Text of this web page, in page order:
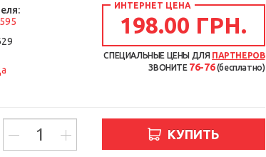
ИНТЕРНЕТ ЦЕНА
198.00 ГРН.
СПЕЦИАЛЬНЫЕ ЦЕНЫ ДЛЯ ПАРТНЕРОВ
ЗВОНИТЕ 76-76(бесплатно)
КУПИТЬ